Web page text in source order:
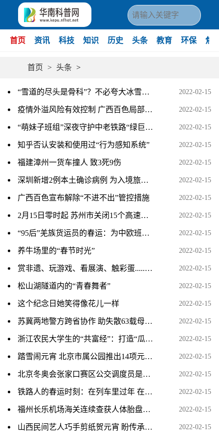
首页 资讯 科技 知识 历史 头条 教育 环保 焦
首页 > 头条 >
“雪道的尽头是骨科”？不必夸大冰雪运动的风险 2022-02-15
疫情外溢风险有效控制 广西百色局部解封 2022-02-15
“萌妹子班组”深夜守护中老铁路“绿巨人大脑” 2022-02-15
知乎否认安装和使用过“行为感知系统” 2022-02-15
福建漳州一货车撞人 致3死9伤 2022-02-15
深圳新增2例本土确诊病例 为入境旅客隔离酒店工作人员 2022-02-15
广西百色宣布解除“不进不出”管控措施 2022-02-15
2月15日零时起 苏州市关闭15个高速公路入口 2022-02-15
“95后”羌族货运员的春运：为中欧班列尽一份力 2022-02-15
养牛场里的“春节时光” 2022-02-15
赏非遗、玩游戏、看展演、触彩蛋......广府元宇宙首亮相 2022-02-15
松山湖隧道内的“青春舞者” 2022-02-15
这个纪念日她笑得像花儿一样 2022-02-15
苏冀两地警方跨省协作 助失散63载母子终团聚 2022-02-15
浙江农民大学生的“共富经”：打造“瓜果王国” 年产值 2022-02-15
踏雪闹元宵 北京市属公园推出14项元宵节文化活动 2022-02-15
北京冬奥会张家口赛区公交调度员是怎样工作的？ 2022-02-15
铁路人的春运时刻：在列车里过年 在站台上过节 2022-02-15
福州长乐机场海关连续查获人体胎盘素注射液400支 2022-02-15
山西民间艺人巧手剪纸贺元宵 盼传承传统技艺 2022-02-15